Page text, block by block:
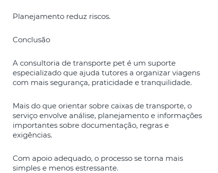
Planejamento reduz riscos.
Conclusão
A consultoria de transporte pet é um suporte
especializado que ajuda tutores a organizar viagens
com mais segurança, praticidade e tranquilidade.
Mais do que orientar sobre caixas de transporte, o
serviço envolve análise, planejamento e informações
importantes sobre documentação, regras e
exigências.
Com apoio adequado, o processo se torna mais
simples e menos estressante.